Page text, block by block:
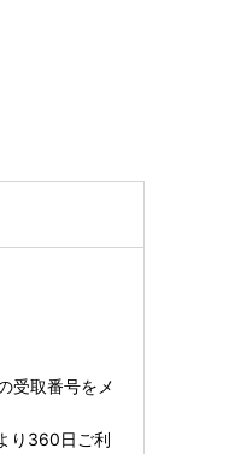
受取番号をメ
り360日ご利